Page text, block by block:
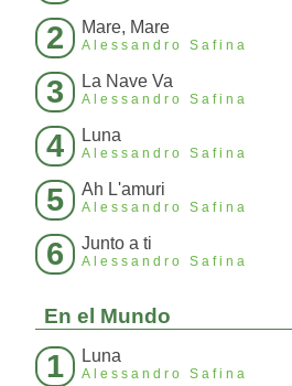
2
Mare, Mare
Alessandro Safina
3 La Nave Va
Alessandro Safina
4 Luna
Alessandro Safina
5 Ah L'amuri
Alessandro Safina
6 Junto a ti
Alessandro Safina
En el Mundo
1 Luna
Alessandro Safina